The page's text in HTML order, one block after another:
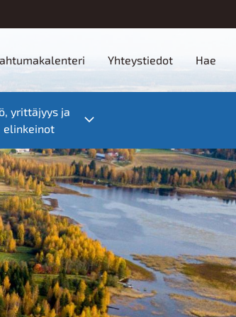
Yhteystiedot Hae
yrittäjyys ja
elinkeinot
Toggle submenu
ja